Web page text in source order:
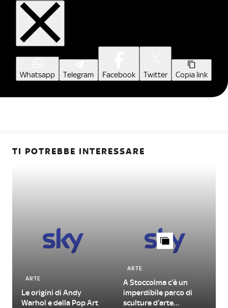
Whatsapp Telegram Facebook Twitter Copia link
TI POTREBBE INTERESSARE
ARTE
Le origini di Andy
Warhol e della Pop Art
ARTE
A Stoccolma c'è un
imperdibile parco di
sculture d'arte